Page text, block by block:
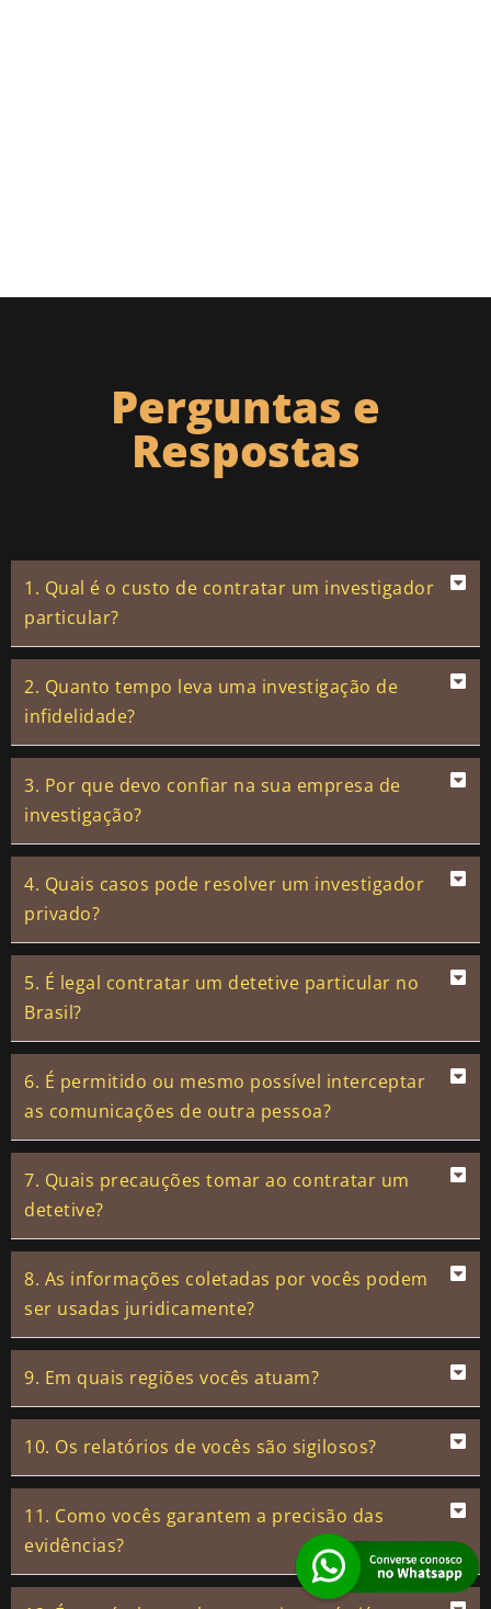
Perguntas e
Respostas
1. Qual é o custo de contratar um investigador
particular?
2. Quanto tempo leva uma investigação de
infidelidade?
3. Por que devo confiar na sua empresa de
investigação?
4. Quais casos pode resolver um investigador
privado?
5. É legal contratar um detetive particular no
Brasil?
6. É permitido ou mesmo possível interceptar
as comunicações de outra pessoa?
7. Quais precauções tomar ao contratar um
detetive?
8. As informações coletadas por vocês podem
ser usadas juridicamente?
9. Em quais regiões vocês atuam?
10. Os relatórios de vocês são sigilosos?
11. Como vocês garantem a precisão das
evidências?